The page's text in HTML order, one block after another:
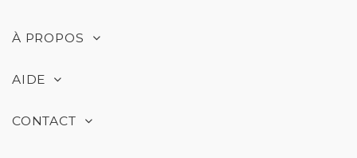
À PROPOS
AIDE
CONTACT